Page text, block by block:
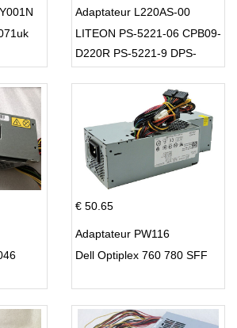
Adaptateur L220AS-00
LITEON PS-5221-06 CPB09-
D220R PS-5221-9 DPS-
€ 50.65
Adaptateur PW116
Dell Optiplex 760 780 SFF